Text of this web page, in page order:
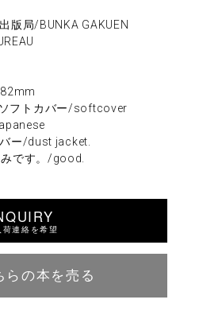
版局/BUNKA GAKUEN
フトカバー/softcover
ー/dust jacket.
です。/good.
荷連絡を希望
らの本を売る